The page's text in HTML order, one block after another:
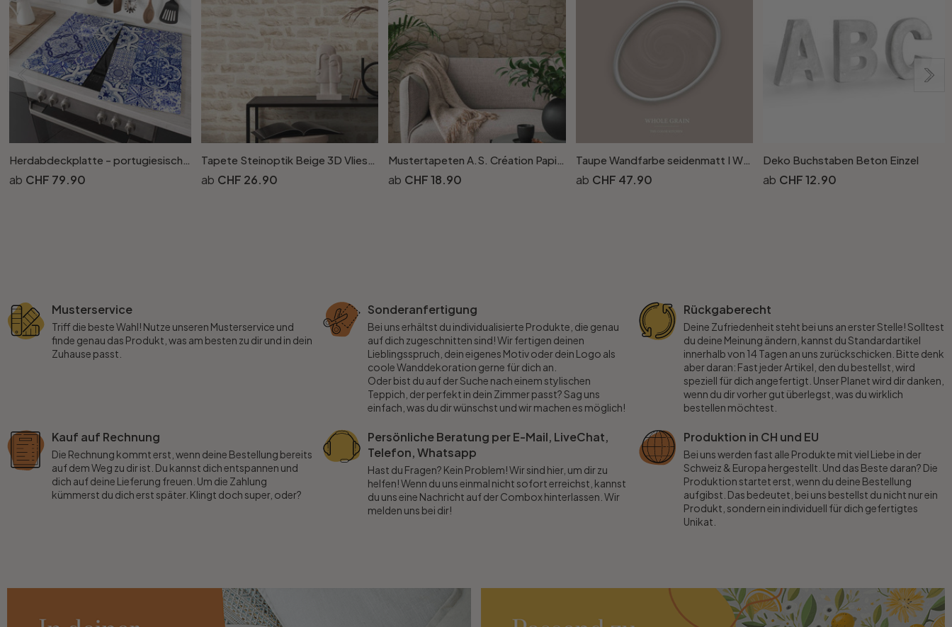
Herdabdeckplatte - portugiesische Kacheln
CHF 79.90
Tapete Steinoptik Beige 3D Vliestapete Naturstein für Wohnzimmer Küche Flur von A.S. Création
CHF 26.90
Mustertapeten A.S. Création Papiertapete Dekora Natur 6 Signalweiss, Beige, Braungrau
CHF 18.90
Taupe Wandfarbe seidenmatt I Whole Grain | Atmosphäre zurückhaltender Eleganz schaffend | THE COLOR KITCHEN
CHF 47.90
Deko Buchstaben Beton Einzel
CHF 12.90
Musterservice
Triff die beste Wahl! Nutze unseren Musterservice und
finde genau das Produkt, was am besten zu dir und in dein
Zuhause passt.
Sonderanfertigung
Bei uns erhältst du individualisierte Produkte, die genau
auf dich zugeschnitten sind! Wir fertigen deinen
Lieblingsspruch, dein eigenes Motiv oder dein Logo als
coole Wanddekoration gerne für dich an.
Oder bist du auf der Suche nach einem stylischen
Teppich, der perfekt in dein Zimmer passt? Sag uns
einfach, was du dir wünschst und wir machen es möglich!
Rückgaberecht
Deine Zufriedenheit steht bei uns an erster Stelle! Solltest
du deine Meinung ändern, kannst du Standardartikel
innerhalb von 14 Tagen an uns zurückschicken. Bitte denk
aber daran: Fast jeder Artikel, den du bestellst, wird
speziell für dich angefertigt. Unser Planet wird dir danken,
wenn du dir vorher gut überlegst, was du wirklich
bestellen möchtest.
Kauf auf Rechnung
Die Rechnung kommt erst, wenn deine Bestellung bereits
auf dem Weg zu dir ist. Du kannst dich entspannen und
dich auf deine Lieferung freuen. Um die Zahlung
kümmerst du dich erst später. Klingt doch super, oder?
Persönliche Beratung per E-Mail, LiveChat,
Telefon, Whatsapp
Hast du Fragen? Kein Problem! Wir sind hier, um dir zu
helfen! Wenn du uns einmal nicht sofort erreichst, kannst
du uns eine Nachricht auf der Combox hinterlassen. Wir
melden uns bei dir!
Produktion in CH und EU
Bei uns werden fast alle Produkte mit viel Liebe in der
Schweiz & Europa hergestellt. Und das Beste daran? Die
Produktion startet erst, wenn du deine Bestellung
aufgibst. Das bedeutet, bei uns bestellst du nicht nur ein
Produkt, sondern ein individuell für dich gefertigtes
Unikat.